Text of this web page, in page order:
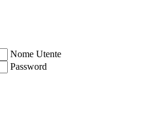
Nome Utente
Password